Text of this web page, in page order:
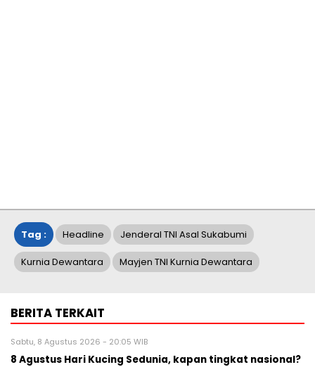
Tag : Headline Jenderal TNI Asal Sukabumi
Kurnia Dewantara Mayjen TNI Kurnia Dewantara
BERITA TERKAIT
Sabtu, 8 Agustus 2026 - 20:05 WIB
8 Agustus Hari Kucing Sedunia, kapan tingkat nasional?